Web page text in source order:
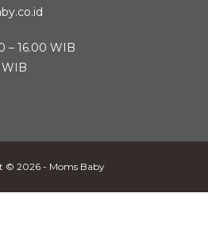
– 16.00 WIB
WIB
© 2026 - Moms Baby